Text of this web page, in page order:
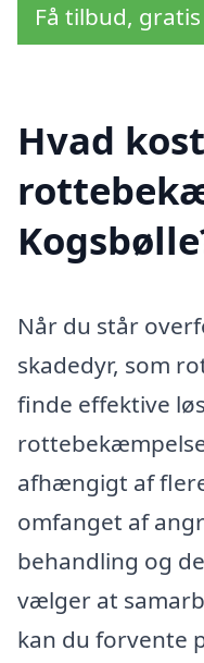
Få tilbud,
Hvad
Når du står
skadedyr, som
finde effektive
afhængigt af
omfanget af
behandling og
vælger at
kan du forvente